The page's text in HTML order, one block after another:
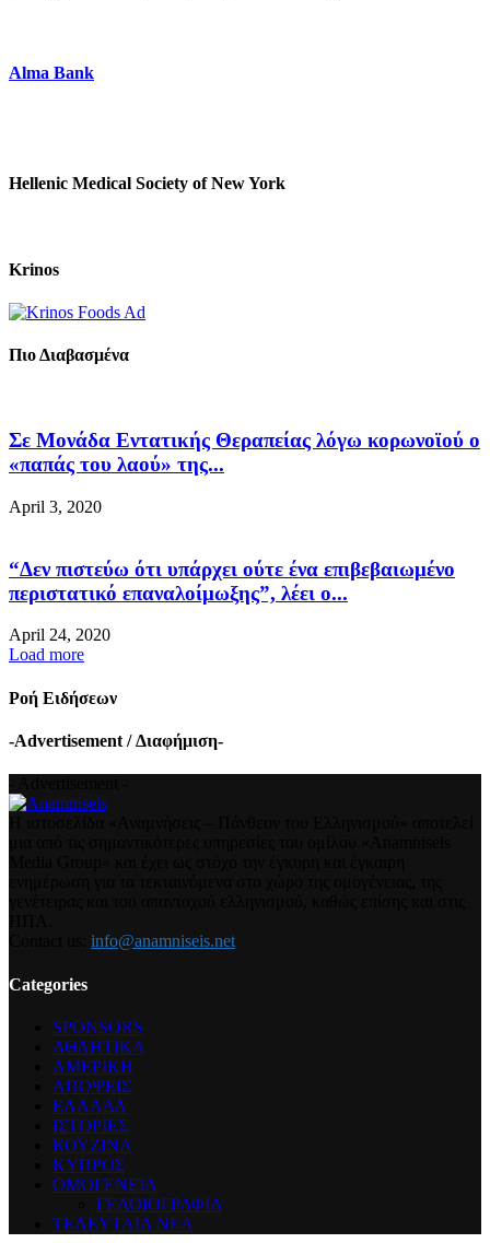
Alma Bank
Hellenic Medical Society of New York
Krinos
Πιο Διαβασμένα
Σε Μονάδα Εντατικής Θεραπείας λόγω κορωνοϊού ο
«παπάς του λαού» της...
April 3, 2020
“Δεν πιστεύω ότι υπάρχει ούτε ένα επιβεβαιωμένο
περιστατικό επαναλοίμωξης”, λέει ο...
April 24, 2020
Load more
Ροή Ειδήσεων
-Advertisement / Διαφήμιση-
info@anamniseis.net
Categories
SPONSORS
ΑΘΛΗΤΙΚΑ
ΑΜΕΡΙΚΗ
ΑΠΟΨΕΙΣ
ΕΛΛΑΔΑ
ΙΣΤΟΡΙΕΣ
ΚΟΥΖΙΝΑ
ΚΥΠΡΟΣ
ΟΜΟΓΕΝΕΙΑ
ΓΕΛΟΙΟΓΡΑΦΙΑ
ΤΕΛΕΥΤΑΙΑ ΝΕΑ